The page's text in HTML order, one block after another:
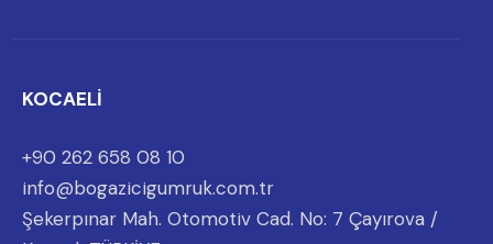
KOCAELİ
+90 262 658 08 10
info@bogazicigumruk.com.tr
Şekerpınar Mah. Otomotiv Cad. No: 7 Çayırova /